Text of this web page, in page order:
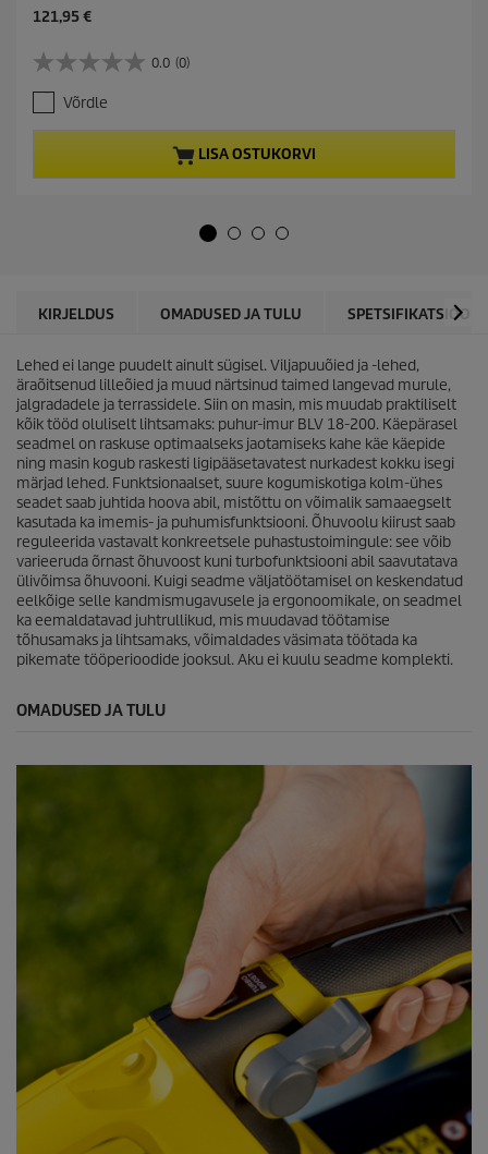
C
r
e
n
t
e
121,95 €
0.0 (0)
0
.
0
/
Võrdle
LISA OSTUKORVI
KIRJELDUS OMADUSED JA TULU
Lehed ei lange puudelt ainult sügisel. Viljapuuõied ja -lehed,
äraõitsenud lilleõied ja muud närtsinud taimed langevad murule,
jalgradadele ja terrassidele. Siin on masin, mis muudab praktiliselt
kõik tööd oluliselt lihtsamaks: puhur-imur BLV 18-200. Käepärasel
seadmel on raskuse optimaalseks jaotamiseks kahe käe käepide
ning masin kogub raskesti ligipääsetavatest nurkadest kokku isegi
märjad lehed. Funktsionaalset, suure kogumiskotiga kolm-ühes
seadet saab juhtida hoova abil, mistõttu on võimalik samaaegselt
kasutada ka imemis- ja puhumisfunktsiooni. Õhuvoolu kiirust saab
reguleerida vastavalt konkreetsele puhastustoimingule: see võib
varieeruda õrnast õhuvoost kuni turbofunktsiooni abil saavutatava
ülivõimsa õhuvooni. Kuigi seadme väljatöötamisel on keskendatud
eelkõige selle kandmismugavusele ja ergonoomikale, on seadmel
ka eemaldatavad juhtrullikud, mis muudavad töötamise
tõhusamaks ja lihtsamaks, võimaldades väsimata töötada ka
pikemate tööperioodide jooksul. Aku ei kuulu seadme komplekti.
OMADUSED JA TULU